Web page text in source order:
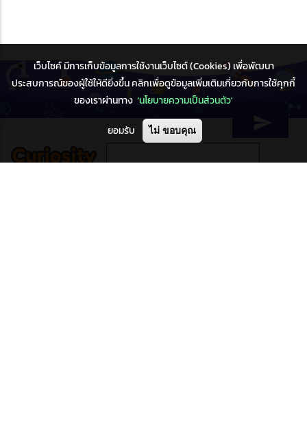
เว็บไซค์ มีการเก็บข้อมูลการใช้งานเว็บไซต์ (Cookies) เพื่อพัฒนา
ประสบการณ์ของผู้ใช้ให้ดียิ่งขึ้น คลิกเพื่อดูข้อมูลเพิ่มเติมเกี่ยวกับการใช้คุกกี้
ของเราผ่านทาง ‘นโยบายความเป็นส่วนตัว'
ยอมรับ ไม่ ขอบคุณ